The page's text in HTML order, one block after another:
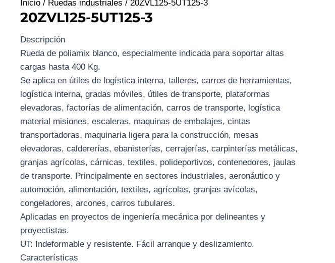
Inicio / Ruedas industriales / 20ZVL125-5UT125-3
20ZVL125-5UT125-3
Descripción
Rueda de poliamix blanco, especialmente indicada para soportar altas
cargas hasta 400 Kg.
Se aplica en útiles de logística interna, talleres, carros de herramientas,
logística interna, gradas móviles, útiles de transporte, plataformas
elevadoras, factorías de alimentación, carros de transporte, logística
material misiones, escaleras, maquinas de embalajes, cintas
transportadoras, maquinaria ligera para la construcción, mesas
elevadoras, caldererías, ebanisterías, cerrajerías, carpinterías metálicas,
granjas agrícolas, cárnicas, textiles, polideportivos, contenedores, jaulas
de transporte. Principalmente en sectores industriales, aeronáutico y
automoción, alimentación, textiles, agrícolas, granjas avícolas,
congeladores, arcones, carros tubulares.
Aplicadas en proyectos de ingeniería mecánica por delineantes y
proyectistas.
UT: Indeformable y resistente. Fácil arranque y deslizamiento.
Características